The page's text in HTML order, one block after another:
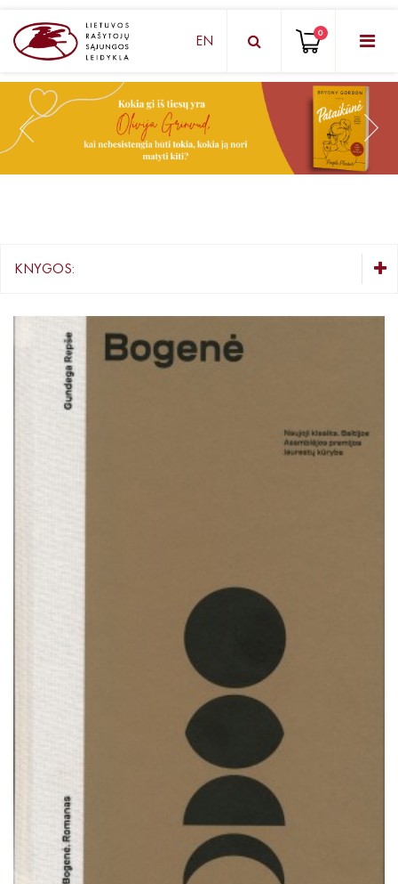
KNYGŲ DĖŽUTĖ - STAIGMENA
Grožinė literatūra
Knygos su autografais
KNYGOS PIGIAU
EN 0
KNYGOS:
Grožinė literatūra
Lietuvių autorių literatūra
Užsienio autorių literatūra
Trileriai, detektyvai